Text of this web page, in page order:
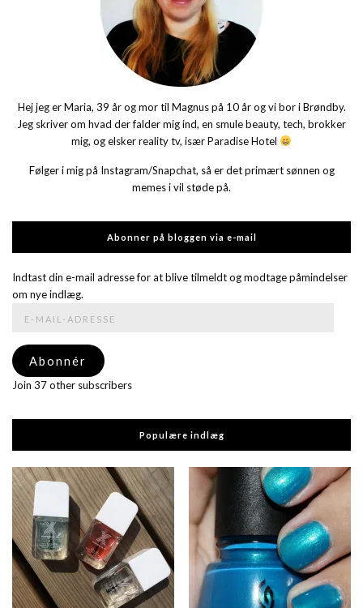
Hej jeg er Maria, 39 år og mor til Magnus på 10 år og vi bor i Brøndby.
Jeg skriver om hvad der falder mig ind, en smule beauty, tech, brokker
mig, og elsker reality tv, især Paradise Hotel
Følger i mig på Instagram/Snapchat, så er det primært sønnen og
memes i vil støde på.
Abonner på bloggen via e-mail
Indtast din e-mail adresse for at blive tilmeldt og modtage påmindelser
om nye indlæg.
adresse
Abonnér
Join 37 other subscribers
Populære indlæg